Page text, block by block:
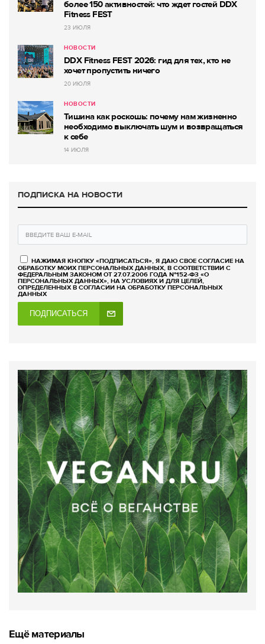
более 150 активностей: что ждет гостей DDX
Fitness FEST
23 ИЮЛЯ
НОВОСТИ
DDX Fitness FEST 2026: гид для тех, кто не
хочет пропустить ничего
20 ИЮЛЯ
НОВОСТИ
Тишина как роскошь: почему нам жизненно
необходимо выключать шум и возвращаться
к себе
14 ИЮЛЯ
ПОДПИСКА НА НОВОСТИ
НАЖИМАЯ КНОПКУ «ПОДПИСАТЬСЯ», Я ДАЮ СВОЕ СОГЛАСИЕ НА
ОБРАБОТКУ МОИХ ПЕРСОНАЛЬНЫХ ДАННЫХ, В СООТВЕТСТВИИ С
ФЕДЕРАЛЬНЫМ ЗАКОНОМ ОТ 27.07.2006 ГОДА №152-ФЗ «О
ПЕРСОНАЛЬНЫХ ДАННЫХ», НА УСЛОВИЯХ И ДЛЯ ЦЕЛЕЙ,
ОПРЕДЕЛЕННЫХ В СОГЛАСИИ НА ОБРАБОТКУ ПЕРСОНАЛЬНЫХ
ДАННЫХ
ПОДПИСАТЬСЯ
Ещё материалы